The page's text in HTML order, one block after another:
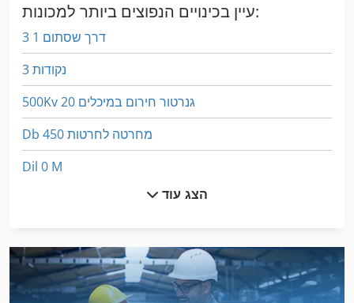
עיין בכינויים הנפוצים ביותר למכונות:
3 דרך שסתום 1
3 נקודות
500Kv גנרטור חירום במיכלים 20
Db מחרטה לחרטות 450
Dil 0 M
הקש על הנעל
הקש על לחמניות
הצג עוד